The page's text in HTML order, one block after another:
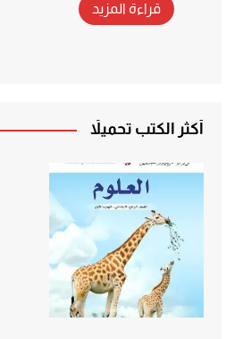
قراءة المزيد
أكثر الكتب تحميلاً